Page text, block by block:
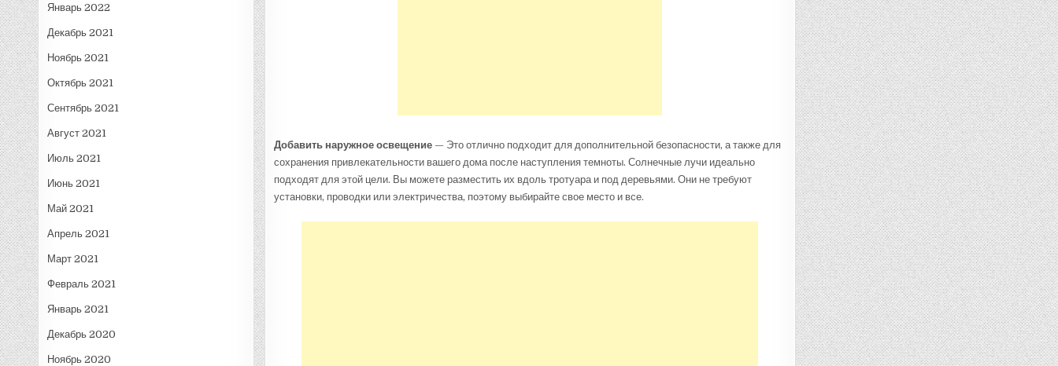
Январь 2022
Декабрь 2021
Ноябрь 2021
Октябрь 2021
Сентябрь 2021
Август 2021
Июль 2021
Июнь 2021
Май 2021
Апрель 2021
Март 2021
Февраль 2021
Январь 2021
Декабрь 2020
Ноябрь 2020
Добавить наружное освещение— Это отлично подходит для дополнительной безопасности, а также для
сохранения привлекательности вашего дома после наступления темноты. Солнечные лучи идеально
подходят для этой цели. Вы можете разместить их вдоль тротуара и под деревьями. Они не требуют
установки, проводки или электричества, поэтому выбирайте свое место и все.